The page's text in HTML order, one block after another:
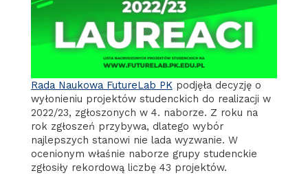
Rada Naukowa FutureLab PKpodjęła decyzję o
wyłonieniu projektów studenckich do realizacji w
2022/23, zgłoszonych w 4. naborze. Z roku na
rok zgłoszeń przybywa, dlatego wybór
najlepszych stanowi nie lada wyzwanie. W
ocenionym właśnie naborze grupy studenckie
zgłosiły rekordową liczbę 43 projektów.